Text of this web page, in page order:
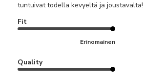
tuntuivat todella kevyeltä ja joustavalta!
Fit
Erinomainen
Quality